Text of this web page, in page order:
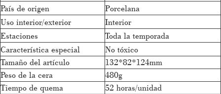
País de origen
Porcelana
Uso interior/exterior
Interior
Estaciones
Toda la temporada
Característica especial
No tóxico
Tamaño del artículo
132*82*124mm
Peso de la cera
480g
Tiempo de quema
52 horas/unidad